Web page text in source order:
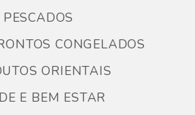
PESCADOS
CONGELADOS
ORIENTAIS
E BEM ESTAR